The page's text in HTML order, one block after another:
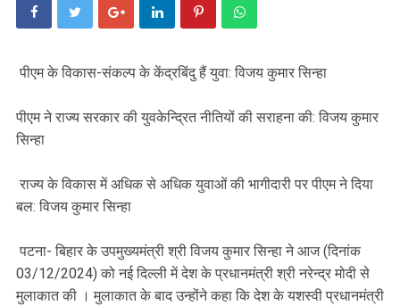
पीएम के विकास-संकल्प के केंद्रबिंदु हैं युवा: विजय कुमार सिन्हा
पीएम ने राज्य सरकार की युवकेन्द्रित नीतियों की सराहना की: विजय कुमार
सिन्हा
राज्य के विकास में अधिक से अधिक युवाओं की भागीदारी पर पीएम ने दिया
बल: विजय कुमार सिन्हा
पटना- बिहार के उपमुख्यमंत्री श्री विजय कुमार सिन्हा ने आज (दिनांक
03/12/2024) को नई दिल्ली में देश के प्रधानमंत्री श्री नरेन्द्र मोदी से
मुलाकात की । मुलाकात के बाद उन्होंने कहा कि देश के यशस्वी प्रधानमंत्री